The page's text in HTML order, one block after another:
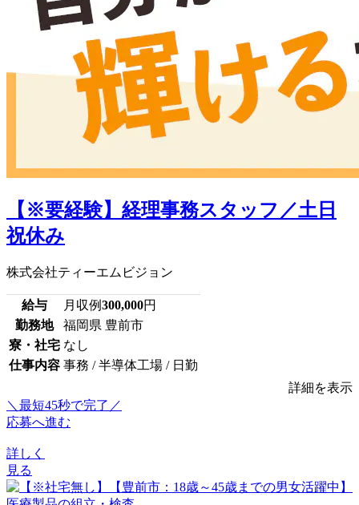
【※要経験】経理事務スタッフ／土日
祝休み
株式会社ティーエムビジョン
給与 月収例300,000円
勤務地
福岡県 豊前市
寮・社宅 なし
仕事内容 事務 / 半導体工場 / 日勤
詳細を表示
＼最短45秒で完了／
応募へ進む
詳しく
見る